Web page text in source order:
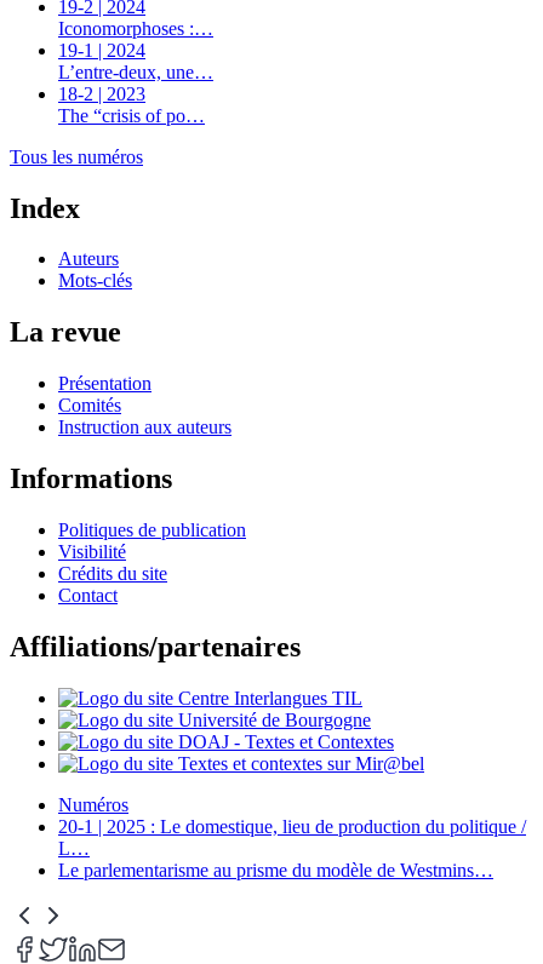
19-2 | 2024
Iconomorphoses :…
19-1 | 2024
L’entre-deux, une…
18-2 | 2023
The “crisis of po…
Tous les numéros
Index
Auteurs
Mots-clés
La revue
Présentation
Comités
Instruction aux auteurs
Informations
Politiques de publication
Visibilité
Crédits du site
Contact
Affiliations/partenaires
Numéros
20-1 | 2025 : Le domestique, lieu de production du politique /
L…
Le parlementarisme au prisme du modèle de Westmins…